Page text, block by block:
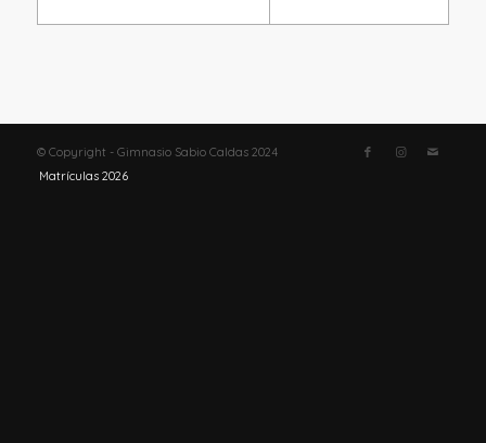
© Copyright - Gimnasio Sabio Caldas 2024
Matrículas 2026